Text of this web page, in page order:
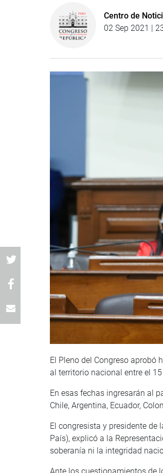
Centro de
02 Sep 2021 |
El Pleno del Congreso aprobó
al territorio nacional entre el
En esas fechas ingresarán al
Chile, Argentina, Ecuador,
El congresista y presidente de
País), explicó a la
soberanía ni la integridad
Ante los cuestionamientos de